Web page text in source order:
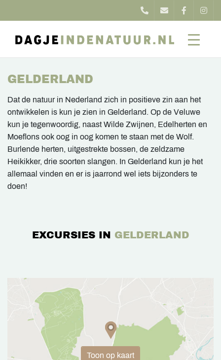
GELDERLAND
Dat de natuur in Nederland zich in positieve zin aan het
ontwikkelen is kun je zien in Gelderland. Op de Veluwe
kun je tegenwoordig, naast Wilde Zwijnen, Edelherten en
Moeflons ook oog in oog komen te staan met de Wolf.
Burlende herten, uitgestrekte bossen, de zeldzame
Heikikker, drie soorten slangen. In Gelderland kun je het
allemaal vinden en er is jaarrond wel iets bijzonders te
doen!
EXCURSIES IN GELDERLAND
Toon op kaart